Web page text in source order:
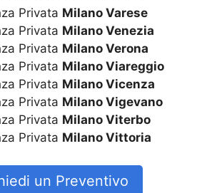
Privata Milano Varese
Privata Milano Venezia
Privata Milano Verona
Privata Milano Viareggio
Privata Milano Vicenza
Privata Milano Vigevano
Privata Milano Viterbo
Privata Milano Vittoria
un Preventivo